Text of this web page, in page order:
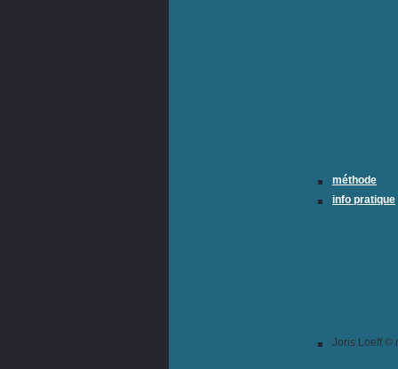
méthode
info pratique
Joris Loeff ©